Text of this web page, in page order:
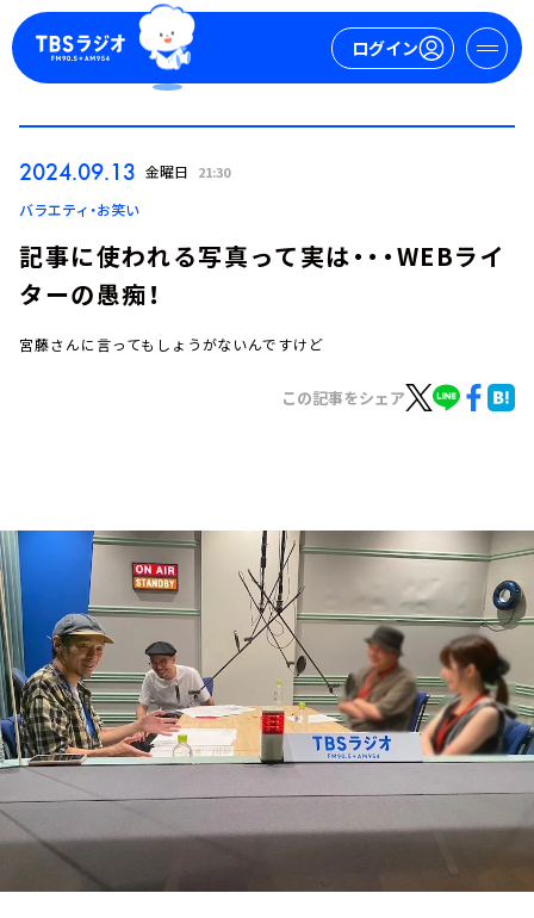
ログイン
ログイン
お知らせ
イベント・グッズ
YouTube
会社情報
2024.09.13 金曜日 21:30
バラエティ・お笑い
記事に使われる写真って実は・・・WEBライ
ターの愚痴！
宮藤さんに言ってもしょうがないんですけど
この記事をシェア